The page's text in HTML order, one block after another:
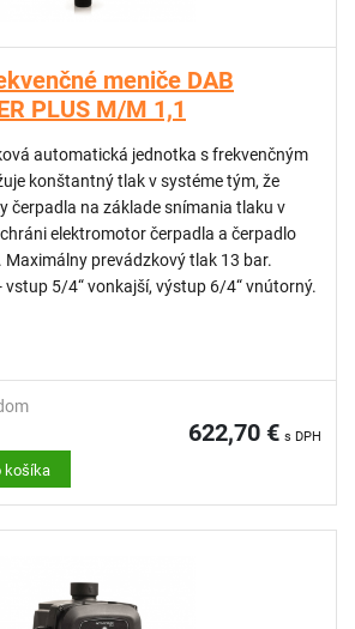
meniče DAB
PLUS M/M 1,1
automatická jednotka s frekvenčným
konštantný tlak v systéme tým, že
čerpadla na základe snímania tlaku v
elektromotor čerpadla a čerpadlo
Maximálny prevádzkový tlak 13 bar.
vstup 5/4“ vonkajší, výstup 6/4“ vnútorný.
622,70 € s DPH
košíka